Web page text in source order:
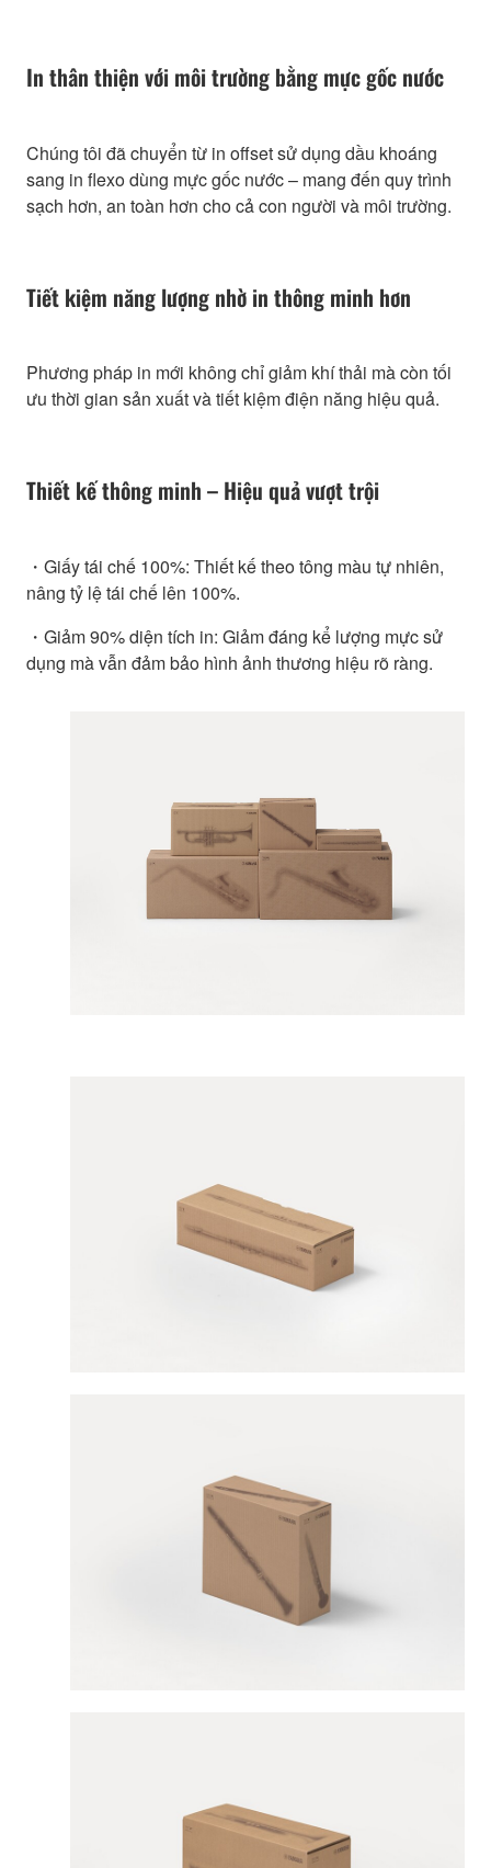
In thân thiện với môi trường bằng mực gốc nước
Chúng tôi đã chuyển từ in offset sử dụng dầu khoáng
sang in flexo dùng mực gốc nước – mang đến quy trình
sạch hơn, an toàn hơn cho cả con người và môi trường.
Tiết kiệm năng lượng nhờ in thông minh hơn
Phương pháp in mới không chỉ giảm khí thải mà còn tối
ưu thời gian sản xuất và tiết kiệm điện năng hiệu quả.
Thiết kế thông minh – Hiệu quả vượt trội
・Giấy tái chế 100%: Thiết kế theo tông màu tự nhiên,
nâng tỷ lệ tái chế lên 100%.
・Giảm 90% diện tích in: Giảm đáng kể lượng mực sử
dụng mà vẫn đảm bảo hình ảnh thương hiệu rõ ràng.